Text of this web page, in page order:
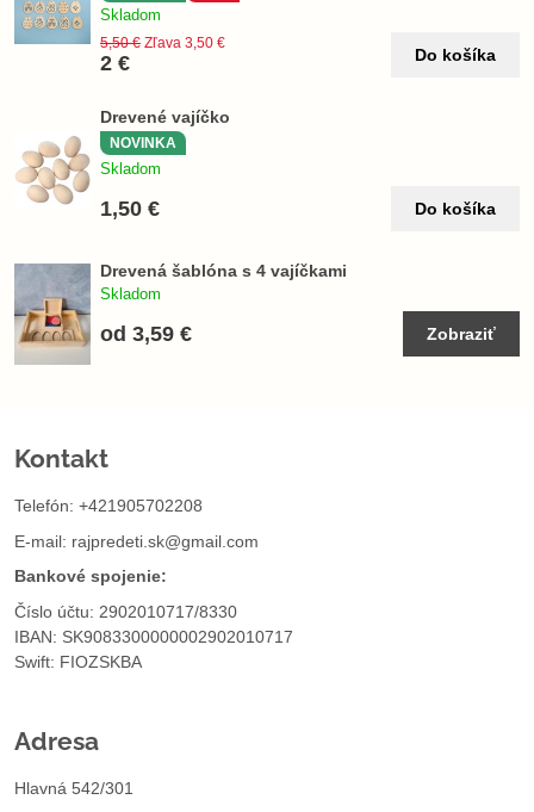
Skladom
2 €
5,50 € Zľava 3,50 €
Do košíka
Drevené vajíčko
NOVINKA
Skladom
1,50 € Do košíka
Drevená šablóna s 4 vajíčkami
Skladom
od 3,59 € Zobraziť
Kontakt
Telefón: +421905702208
E-mail: rajpredeti.sk@gmail.com
Bankové spojenie:
Číslo účtu: 2902010717/8330
IBAN: SK9083300000002902010717
Swift: FIOZSKBA
Adresa
Hlavná 542/301